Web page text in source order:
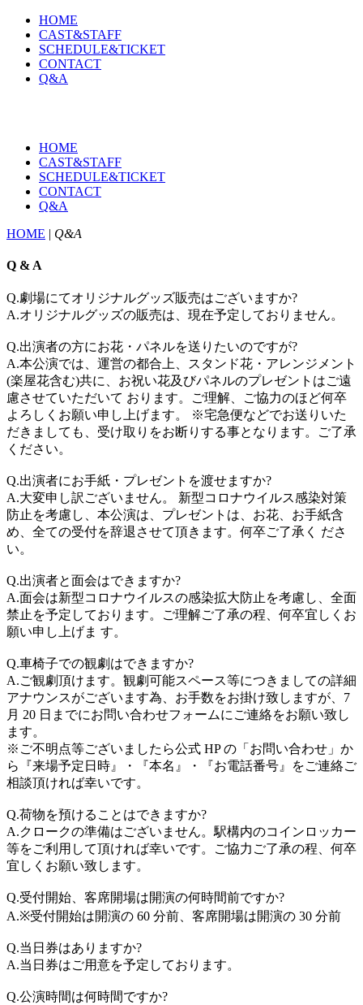
HOME
CAST&STAFF
SCHEDULE&TICKET
CONTACT
Q&A
HOME
CAST&STAFF
SCHEDULE&TICKET
CONTACT
Q&A
HOME | Q&A
Q & A
Q.劇場にてオリジナルグッズ販売はございますか?
A.オリジナルグッズの販売は、現在予定しておりません。
Q.出演者の方にお花・パネルを送りたいのですが?
A.本公演では、運営の都合上、スタンド花・アレンジメント
(楽屋花含む)共に、お祝い花及びパネルのプレゼントはご遠
慮させていただいて おります。ご理解、ご協力のほど何卒
よろしくお願い申し上げます。 ※宅急便などでお送りいた
だきましても、受け取りをお断りする事となります。ご了承
ください。
Q.出演者にお手紙・プレゼントを渡せますか?
A.大変申し訳ございません。 新型コロナウイルス感染対策
防止を考慮し、本公演は、プレゼントは、お花、お手紙含
め、全ての受付を辞退させて頂きます。何卒ご了承く ださ
い。
Q.出演者と面会はできますか?
A.面会は新型コロナウイルスの感染拡大防止を考慮し、全面
禁止を予定しております。ご理解ご了承の程、何卒宜しくお
願い申し上げま す。
Q.車椅子での観劇はできますか?
A.ご観劇頂けます。観劇可能スペース等につきましての詳細
アナウンスがございます為、お手数をお掛け致しますが、7
月 20 日までにお問い合わせフォームにご連絡をお願い致し
ます。
※ご不明点等ございましたら公式 HP の「お問い合わせ」か
ら『来場予定日時』・『本名』・『お電話番号』をご連絡ご
相談頂ければ幸いです。
Q.荷物を預けることはできますか?
A.クロークの準備はございません。駅構内のコインロッカー
等をご利用して頂ければ幸いです。ご協力ご了承の程、何卒
宜しくお願い致します。
Q.受付開始、客席開場は開演の何時間前ですか?
A.※受付開始は開演の 60 分前、客席開場は開演の 30 分前
Q.当日券はありますか?
A.当日券はご用意を予定しております。
Q.公演時間は何時間ですか?